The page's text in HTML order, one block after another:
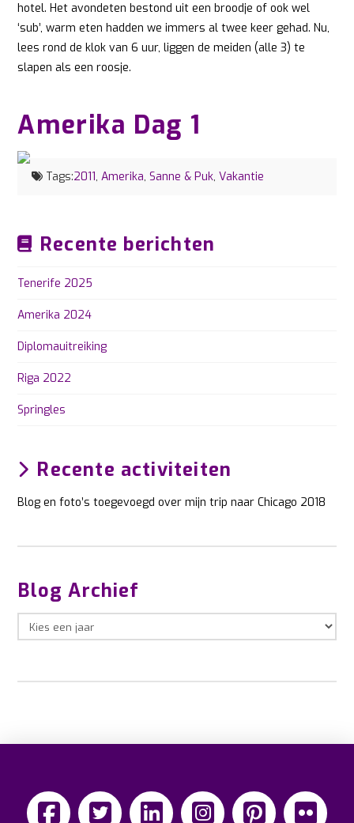
hotel. Het avondeten bestond uit een broodje of ook wel
‘sub’, warm eten hadden we immers al twee keer gehad. Nu,
lees rond de klok van 6 uur, liggen de meiden (alle 3) te
slapen als een roosje.
Amerika Dag 1
Tags:2011,Amerika,Sanne & Puk,Vakantie
Recente berichten
Tenerife 2025
Amerika 2024
Diplomauitreiking
Riga 2022
Springles
Recente activiteiten
Blog en foto’s toegevoegd over mijn trip naar Chicago 2018
Blog Archief